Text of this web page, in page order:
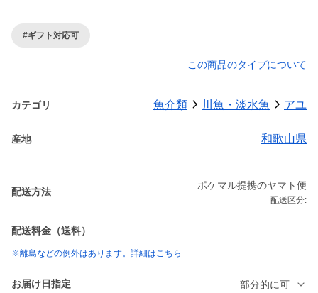
#ギフト対応可
この商品のタイプについて
カテゴリ 魚介類 川魚・淡水魚 アユ
産地 和歌山県
配送方法
ポケマル提携のヤマト便
配送区分:
配送料金（送料）
※離島などの例外はあります。詳細はこちら
お届け日指定 部分的に可